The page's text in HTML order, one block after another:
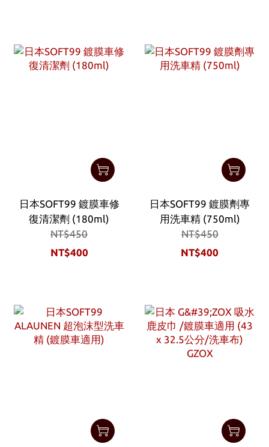
日本SOFT99 鍍膜車修
復清潔劑 (180ml)
NT$450
NT$400
日本SOFT99 鍍膜劑專
用洗車精 (750ml)
NT$450
NT$400